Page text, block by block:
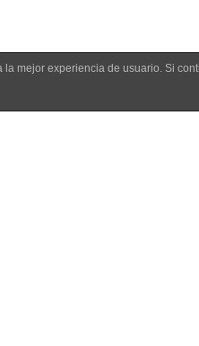
la mejor experiencia de usuario. Si